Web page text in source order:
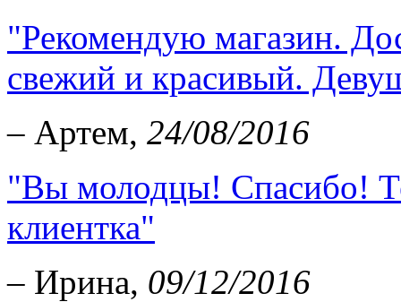
"Рекомендую магазин.
свежий и красивый.
– Артем, 24/08/2016
"Вы молодцы! Спасибо!
клиентка"
– Ирина, 09/12/2016